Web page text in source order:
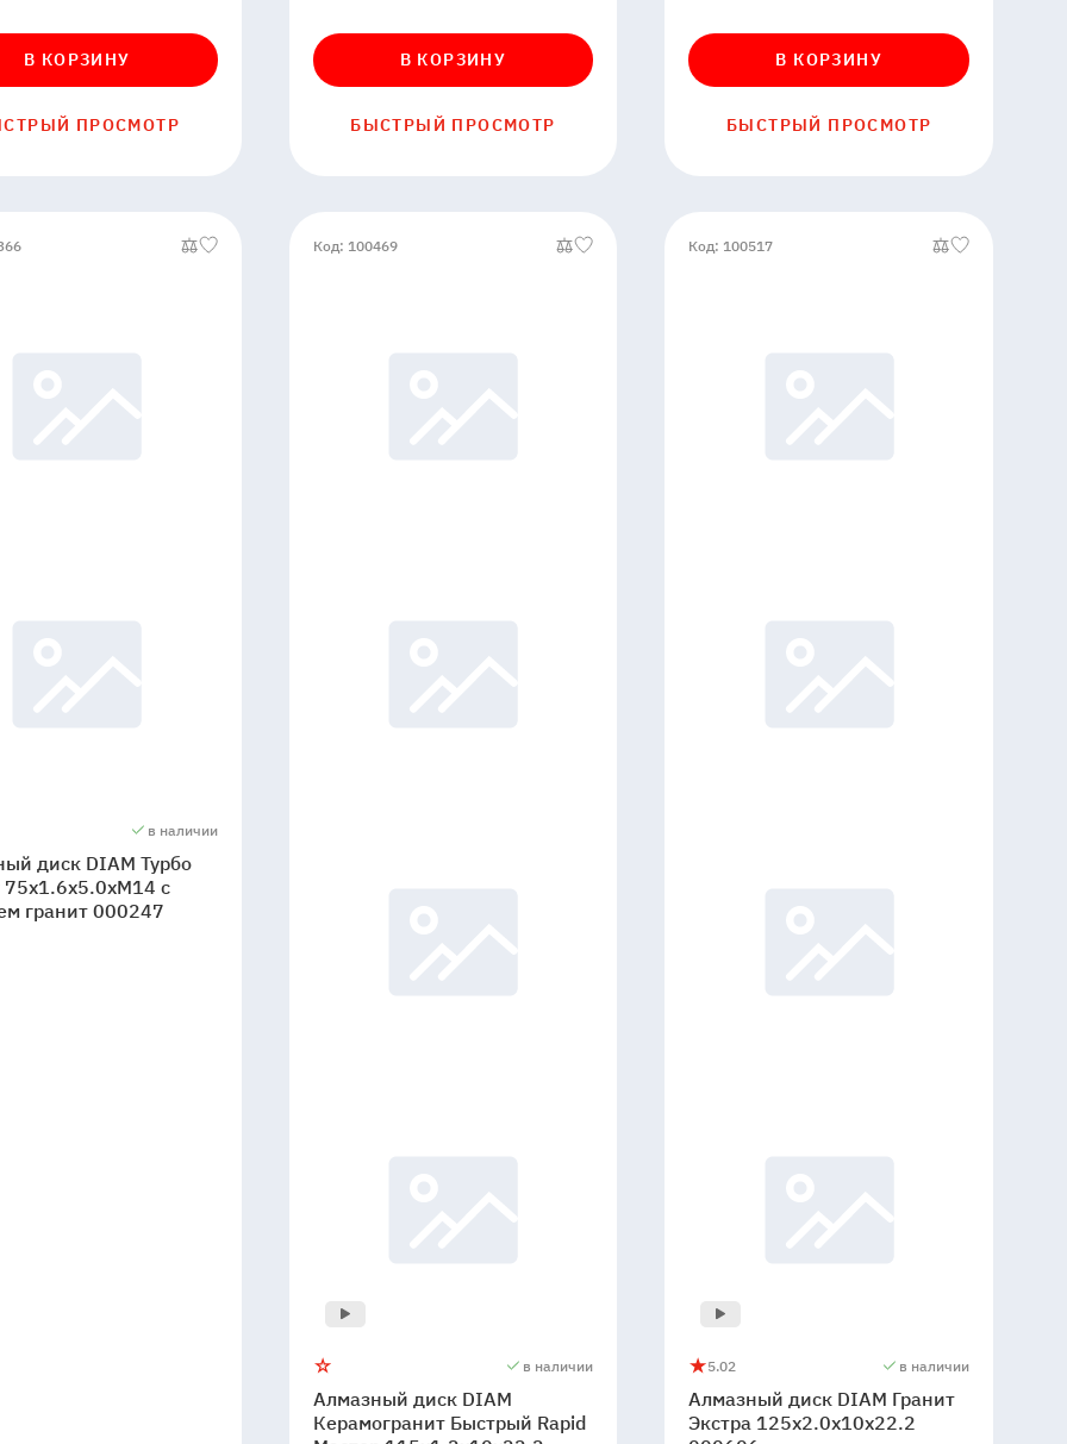
В КОРЗИНУ
ПРОСМОТР
В КОРЗИНУ
БЫСТРЫЙ ПРОСМОТР
корпус
Master
Line
125x1.2x10.0x22,2
В КОРЗИНУ
БЫСТРЫЙ ПРОСМОТР
в наличии
диск DIAM Турбо
75x1.6x5.0xМ14 с
гранит 000247
Код: 100469
в наличии
Алмазный диск DIAM
Керамогранит Быстрый Rapid
Код: 100517
Алмазный
диск
DIAM
5.0
5
2 2 в наличии
Алмазный диск DIAM Гранит
Экстра 125x2.0x10x22.2